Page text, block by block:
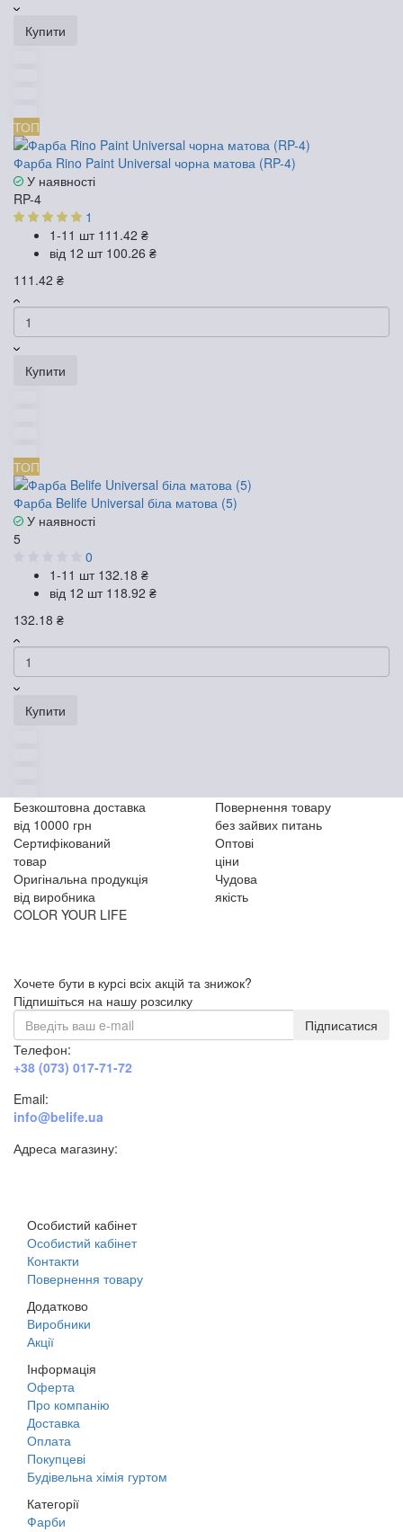
Купити
ТОП
Фарба Rino Paint Universal чорна матова (RP-4)
У наявності
RP-4
1
1-11 шт 111.42 ₴
від 12 шт 100.26 ₴
111.42 ₴
Купити
ТОП
Фарба Belife Universal біла матова (5)
У наявності
5
0
1-11 шт 132.18 ₴
від 12 шт 118.92 ₴
132.18 ₴
Купити
Безкоштовна доставка
від 10000 грн
Повернення товару
без зайвих питань
Сертифікований
товар
Оптові
ціни
Оригінальна продукція
від виробника
Чудова
якість
COLOR YOUR LIFE
Хочете бути в курсі всіх акцій та знижок?
Підпишіться на нашу розсилку
Підписатися
Телефон:
+38 (073) 017-71-72
Email:
info@belife.ua
Адреса магазину:
Особистий кабінет
Особистий кабінет
Контакти
Повернення товару
Додатково
Виробники
Акції
Інформація
Оферта
Про компанію
Доставка
Оплата
Покупцеві
Будівельна хімія гуртом
Категорії
Фарби